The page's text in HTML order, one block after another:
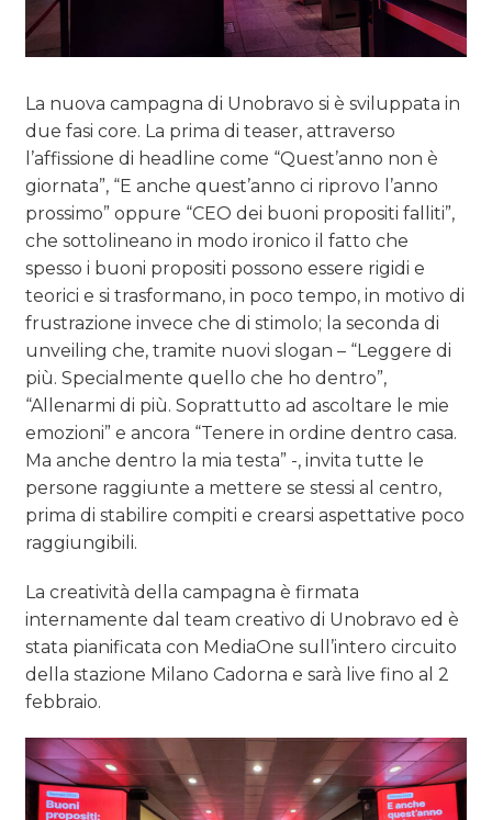
La nuova campagna di Unobravo si è sviluppata in
due fasi core. La prima di teaser, attraverso
l’affissione di headline come “Quest’anno non è
giornata”, “E anche quest’anno ci riprovo l’anno
prossimo” oppure “CEO dei buoni propositi falliti”,
che sottolineano in modo ironico il fatto che
spesso i buoni propositi possono essere rigidi e
teorici e si trasformano, in poco tempo, in motivo di
frustrazione invece che di stimolo; la seconda di
unveiling che, tramite nuovi slogan – “Leggere di
più. Specialmente quello che ho dentro”,
“Allenarmi di più. Soprattutto ad ascoltare le mie
emozioni” e ancora “Tenere in ordine dentro casa.
Ma anche dentro la mia testa” -, invita tutte le
persone raggiunte a mettere se stessi al centro,
prima di stabilire compiti e crearsi aspettative poco
raggiungibili.
La creatività della campagna è firmata
internamente dal team creativo di Unobravo ed è
stata pianificata con MediaOne sull’intero circuito
della stazione Milano Cadorna e sarà live fino al 2
febbraio.